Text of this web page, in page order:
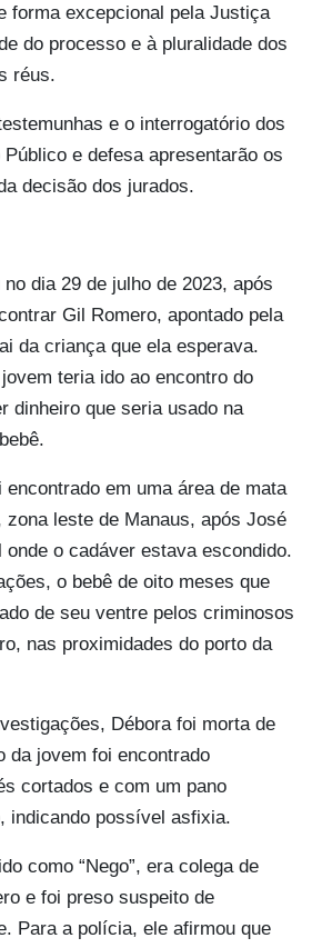
forma excepcional pela Justiça
do processo e à pluralidade dos
réus.
e o interrogatório dos
e defesa apresentarão os
decisão dos jurados.
dia 29 de julho de 2023, após
Gil Romero, apontado pela
da criança que ela esperava.
teria ido ao encontro do
dinheiro que seria usado na
em uma área de mata
zona leste de Manaus, após José
o cadáver estava escondido.
o bebê de oito meses que
de seu ventre pelos criminosos
nas proximidades do porto da
Débora foi morta de
da jovem foi encontrado
cortados e com um pano
indicando possível asfixia.
como “Nego”, era colega de
e foi preso suspeito de
Para a polícia, ele afirmou que